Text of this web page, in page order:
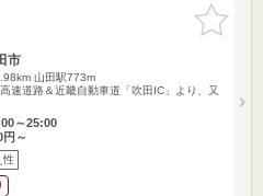
お気に入
りに追加
市
山田駅773m
速道路＆近畿自動車道「吹田IC」より、又
～25:00
円～
性